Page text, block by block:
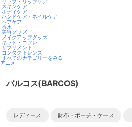
スキンケア
ボディケア
ハンドケア・ネイルケア
ヘアケア
香水
美容グッズ
メイクアップグッズ
キット・コフレ
サプリメント
コンタクトレンズ
すべてのカテゴリーをみる
アニメ
バルコス(BARCOS)
レディース 財布・ポーチ・ケース